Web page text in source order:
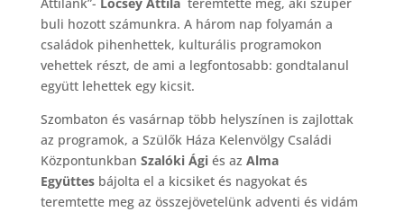
buli hozott számunkra. A három nap folyamán a
családok pihenhettek, kulturális programokon
vehettek részt, de ami a legfontosabb: gondtalanul
együtt lehettek egy kicsit.
Szombaton és vasárnap több helyszínen is zajlottak
az programok, a Szülők Háza Kelenvölgy Családi
Központunkban Szalóki Ági és az Alma
Együttes bájolta el a kicsiket és nagyokat és
teremtette meg az összejövetelünk adventi és vidám